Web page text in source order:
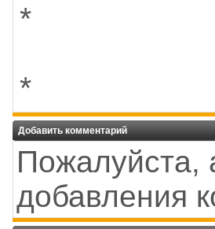
*
*
Добавить комментарий
Пожалуйста,
добавления